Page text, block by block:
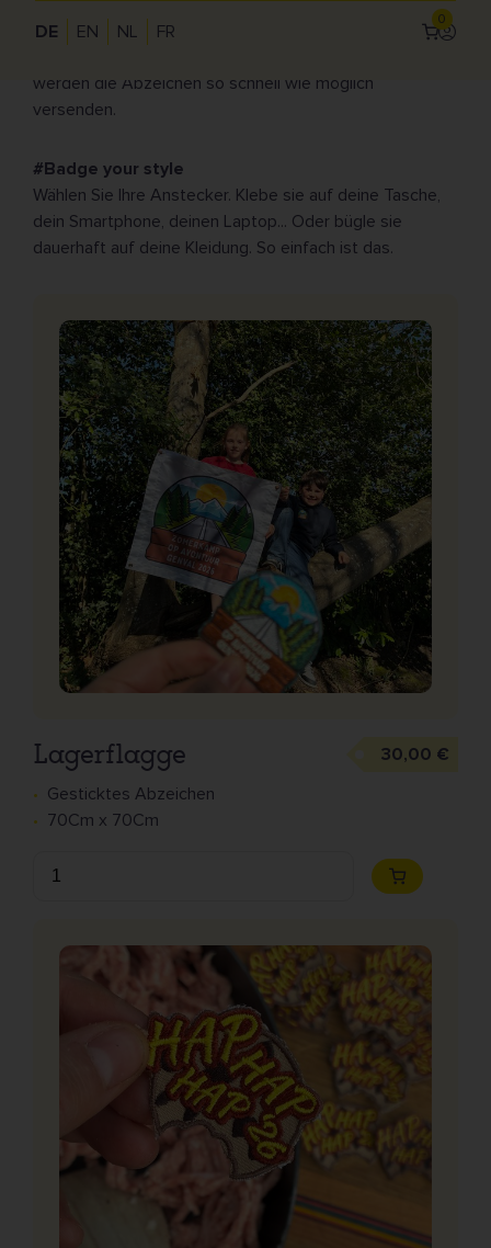
DE EN NL FR
0
versenden, fügen wir auch diese Abzeichen hinzu.
werden die Abzeichen so schnell wie möglich
versenden.
#Badge your style
Wählen Sie Ihre Anstecker. Klebe sie auf deine Tasche,
dein Smartphone, deinen Laptop... Oder bügle sie
dauerhaft auf deine Kleidung. So einfach ist das.
Lagerflagge
30,00 €
Gesticktes Abzeichen
70Cm x 70Cm
Anzahl
Zum